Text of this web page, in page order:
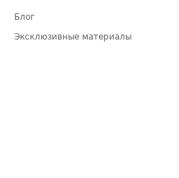
Блог
Эксклюзивные материалы